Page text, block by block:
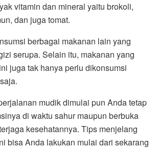
vitamin dan mineral yaitu brokoli,
dan juga tomat.
berbagai makanan lain yang
serupa. Selain itu, makanan yang
juga tak hanya perlu dikonsumsi
mudik dimulai pun Anda tetap
di waktu sahur maupun berbuka
kesehatannya. Tips menjelang
bisa Anda lakukan mulai dari sekarang